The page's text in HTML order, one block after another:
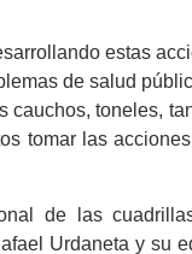
estas
de salud
toneles,
tomar las
de las
Urdaneta y su